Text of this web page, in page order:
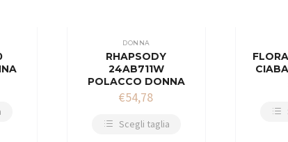
DONNA
RHAPSODY
24AB711W
POLACCO DONNA
€54,78
Scegli taglia